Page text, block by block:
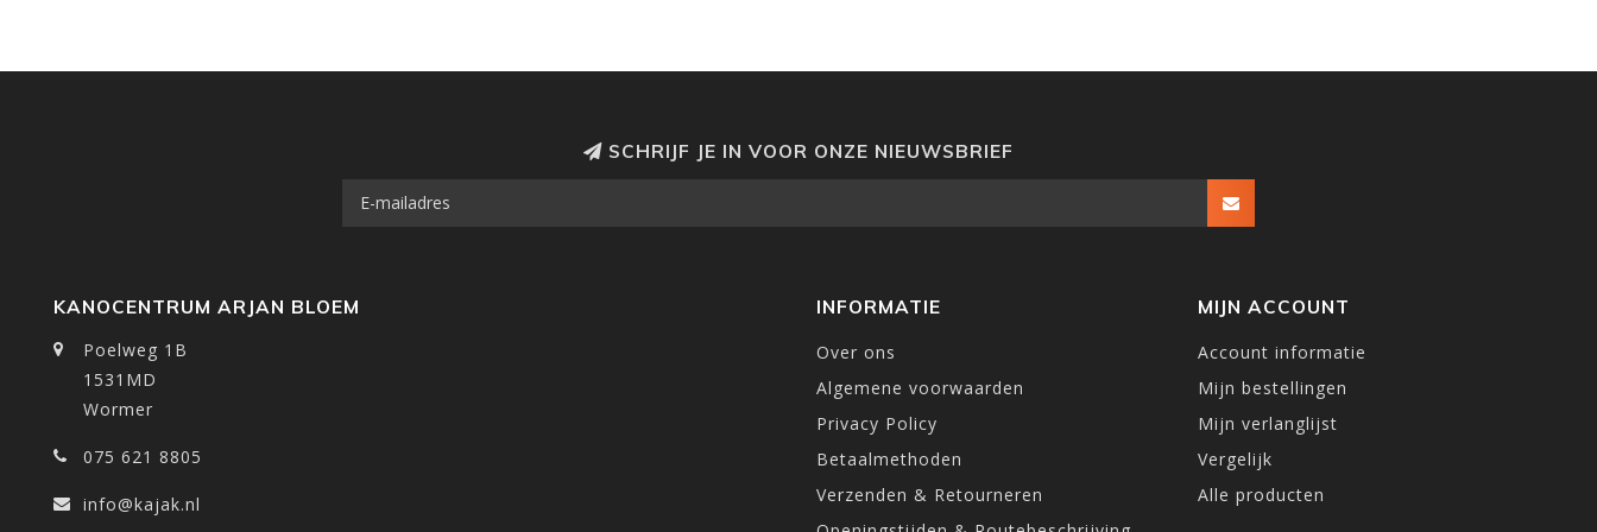
SCHRIJF JE IN VOOR ONZE NIEUWSBRIEF
KANOCENTRUM ARJAN BLOEM
Poelweg 1B
1531MD
Wormer
075 621 8805
info@kajak.nl
INFORMATIE
Over ons
Algemene voorwaarden
Privacy Policy
Betaalmethoden
Verzenden & Retourneren
MIJN ACCOUNT
Account informatie
Mijn bestellingen
Mijn verlanglijst
Vergelijk
Alle producten